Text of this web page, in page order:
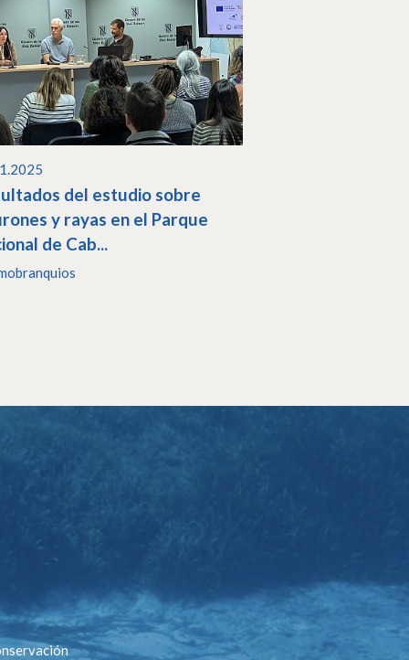
del estudio sobre
y rayas en el Parque
de Cab...